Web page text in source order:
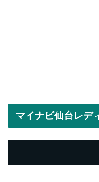
マイナビ仙台レデ